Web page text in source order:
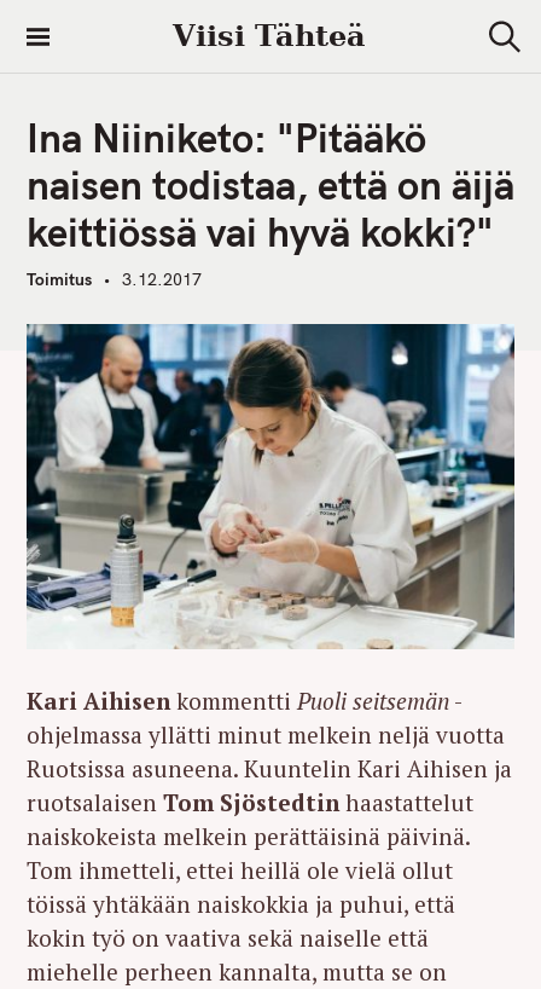
i
Viisi Tähteä
e
Ina Niiniketo: "Pitääkö
naisen todistaa, että on äijä
keittiössä vai hyvä kokki?"
Toimitus 3.12.2017
Kari Aihisenkommentti Puoli seitsemän -
ohjelmassa yllätti minut melkein neljä vuotta
Ruotsissa asuneena. Kuuntelin Kari Aihisen ja
ruotsalaisen Tom Sjöstedtinhaastattelut
naiskokeista melkein perättäisinä päivinä.
Tom ihmetteli, ettei heillä ole vielä ollut
töissä yhtäkään naiskokkia ja puhui, että
kokin työ on vaativa sekä naiselle että
miehelle perheen kannalta, mutta se on